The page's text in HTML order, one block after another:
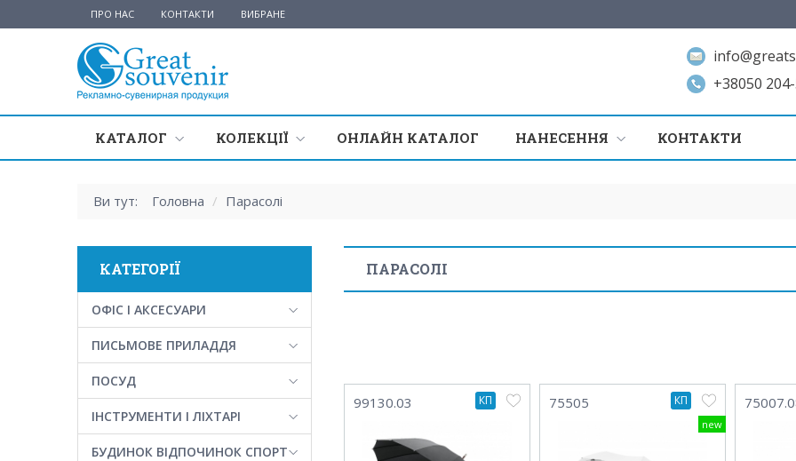
ПРО НАС КОНТАКТИ ВИБРАНЕ
+38050
КАТАЛОГ КОЛЕКЦІЇ ОНЛАЙН КАТАЛОГ НАНЕСЕННЯ КОНТАКТИ
Ви тут: Головна / Парасолі
ПАРАСОЛІ
99130.03 КП
new
75505 КП
КАТЕГОРІЇ
ОФІС І АКСЕСУАРИ
ПИСЬМОВЕ ПРИЛАДДЯ
ПОСУД
ІНСТРУМЕНТИ І ЛІХТАРІ
БУДИНОК ВІДПОЧИНОК СПОРТ